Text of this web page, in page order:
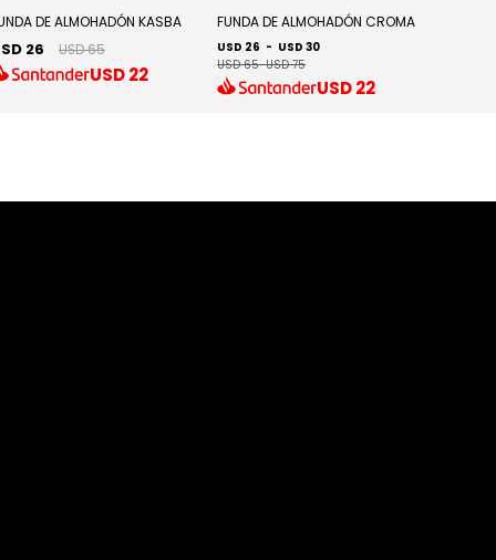
DE ALMOHADÓN KASBA
26 USD 65
USD22
FUNDA DE ALMOHADÓN CROMA
USD 26 - USD 30
USD 65-USD 75
USD22